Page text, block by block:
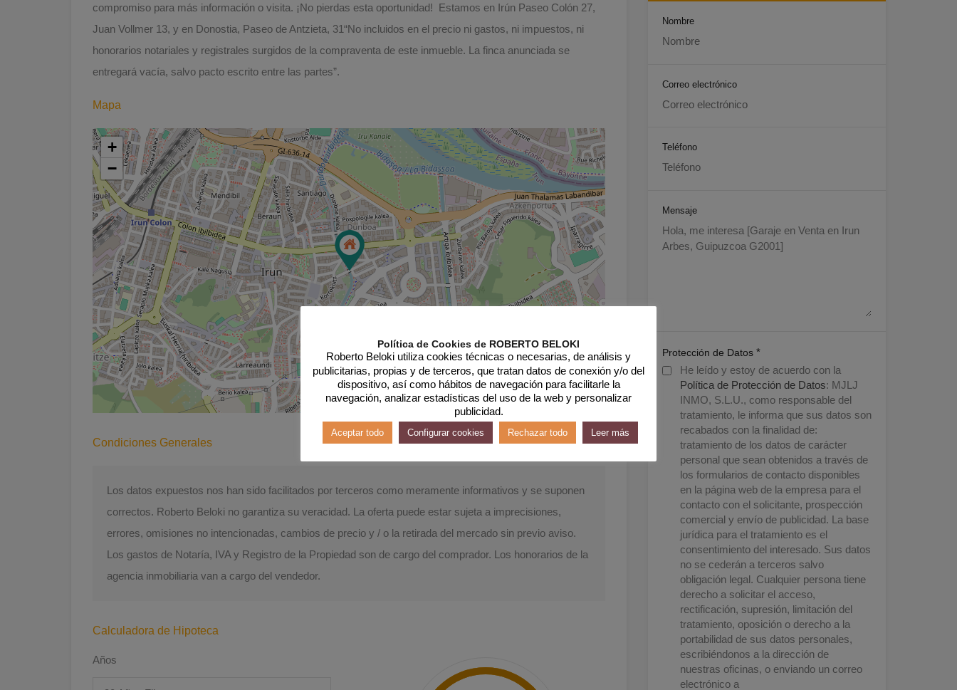
compromiso para más información o visita. ¡No pierdas esta oportunidad! Estamos en Irún Paseo Colón 27,
Juan Vollmer 13, y en Donostia, Paseo de Antzieta, 31“No incluidos en el precio ni gastos, ni impuestos, ni
honorarios notariales y registrales surgidos de la compraventa de este inmueble. La finca anunciada se
entregará vacía, salvo pacto escrito entre las partes”.
Mapa
+
−
Leaflet| © contributors
Condiciones Generales
Los datos expuestos nos han sido facilitados por terceros como meramente informativos y se suponen
correctos. Roberto Beloki no garantiza su veracidad. La oferta puede estar sujeta a imprecisiones,
errores, omisiones no intencionadas, cambios de precio y / o la retirada del mercado sin previo aviso.
Los gastos de Notaría, IVA y Registro de la Propiedad son de cargo del comprador. Los honorarios de la
agencia inmobiliaria van a cargo del vendedor.
Calculadora de Hipoteca
Años
Nombre
Correo electrónico
Teléfono
Mensaje
Protección de Datos *
He leído y estoy de acuerdo con la
Política de Protección de Datos: MJLJ
INMO, S.L.U., como responsable del
tratamiento, le informa que sus datos son
recabados con la finalidad de:
tratamiento de los datos de carácter
personal que sean obtenidos a través de
los formularios de contacto disponibles
en la página web de la empresa para el
contacto con el solicitante, prospección
comercial y envío de publicidad. La base
jurídica para el tratamiento es el
consentimiento del interesado. Sus datos
no se cederán a terceros salvo
obligación legal. Cualquier persona tiene
derecho a solicitar el acceso,
rectificación, supresión, limitación del
tratamiento, oposición o derecho a la
portabilidad de sus datos personales,
escribiéndonos a la dirección de
nuestras oficinas, o enviando un correo
electrónico a
Política de Cookies de ROBERTO BELOKI
Roberto Beloki utiliza cookies técnicas o necesarias, de análisis y
publicitarias, propias y de terceros, que tratan datos de conexión y/o del
dispositivo, así como hábitos de navegación para facilitarle la
navegación, analizar estadísticas del uso de la web y personalizar
publicidad.
Aceptar todo Configurar cookies Rechazar todo Leer más